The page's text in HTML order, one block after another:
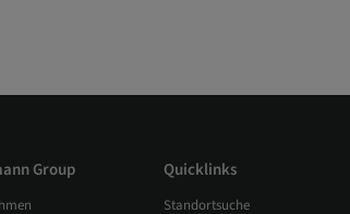
Group Quicklinks
Standortsuche